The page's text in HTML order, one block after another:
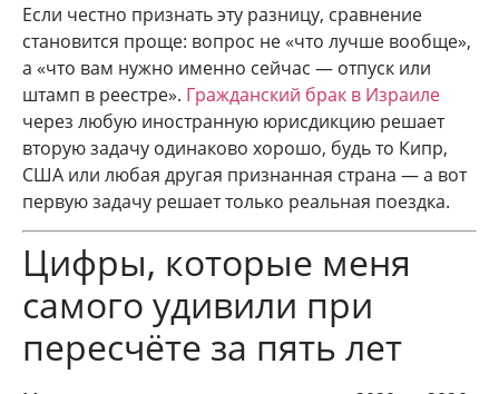
Если честно признать эту разницу, сравнение
становится проще: вопрос не «что лучше вообще»,
а «что вам нужно именно сейчас — отпуск или
штамп в реестре». Гражданский брак в Израиле
через любую иностранную юрисдикцию решает
вторую задачу одинаково хорошо, будь то Кипр,
США или любая другая признанная страна — а вот
первую задачу решает только реальная поездка.
Цифры, которые меня
самого удивили при
пересчёте за пять лет